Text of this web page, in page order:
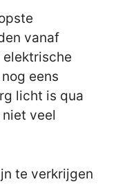
vanaf
eens
licht is qua
veel
te verkrijgen